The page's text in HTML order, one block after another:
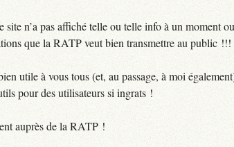
n’a pas affiché telle ou telle info à un moment
que la RATP veut bien transmettre au public !!!
utile à vous tous (et, au passage, à moi
pour des utilisateurs si ingrats !
auprès de la RATP !